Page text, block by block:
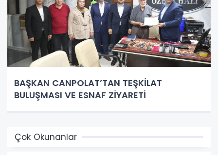
BAŞKAN CANPOLAT’TAN TEŞKİLAT
BULUŞMASI VE ESNAF ZİYARETİ
Çok Okunanlar